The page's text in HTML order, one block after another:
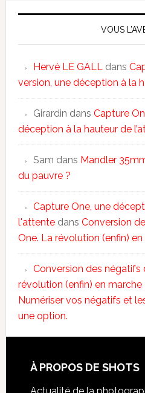
VOUS
Hervé LE GALL dans
version, une déception à la
Girardin dans Capture
déception à la hauteur de
Sam dans Mandler
du pauvre ?
Capture One, une
l'attentedans Conversion
One. La révolution (enfin)
Conversion des négatifs
révolution (enfin) en marche
Numériser vos négatifs et
une option.
À PROPOS DE SHOTS